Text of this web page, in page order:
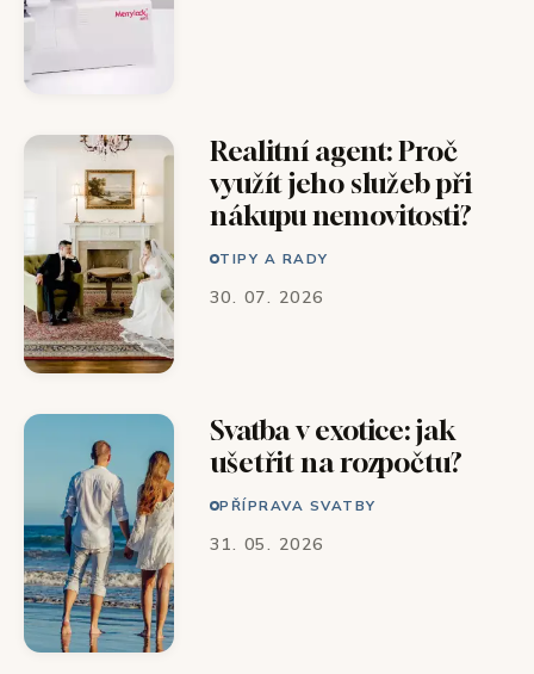
Realitní agent: Proč
využít jeho služeb při
nákupu nemovitosti?
TIPY A RADY
30. 07. 2026
Svatba v exotice: jak
ušetřit na rozpočtu?
PŘÍPRAVA SVATBY
31. 05. 2026